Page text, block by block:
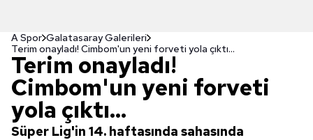
A Spor Galatasaray Galerileri
Terim onayladı! Cimbom'un yeni forveti yola çıktı...
Terim onayladı!
Cimbom'un yeni forveti
yola çıktı...
Süper Lig'in 14. haftasında sahasında